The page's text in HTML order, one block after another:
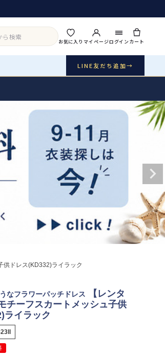
お気に入りマイページログインカート
LINE友だち追加→
音楽雑貨
Go-San
・5歳・7歳の晴れの日
内
れ
供ドレス(KD332)ライラック
なフラワーパッチドレス
【レンタ
チーフスカートメッシュ子供
ライラック